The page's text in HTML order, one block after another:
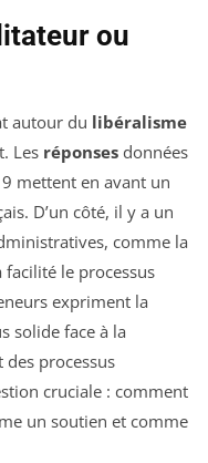
ou
autour du libéralisme
Les réponses données
mettent en avant un
D’un côté, il y a un
comme la
le processus
expriment la
solide face à la
des processus
cruciale : comment
un soutien et comme